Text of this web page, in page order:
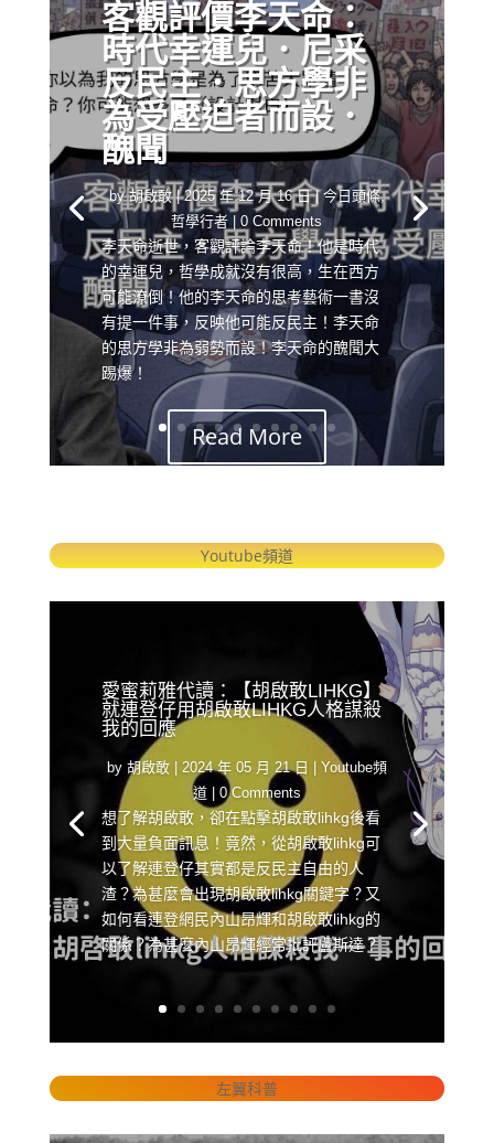
客觀評價李天命：
時代幸運兒．尼采
反民主．思方學非
為受壓迫者而設．
醜聞
by胡啟敢|2025 年 12 月 16 日| 今日頭條,
哲學行者 | 0 Comments
李天命逝世，客觀評論李天命！他是時代
的幸運兒，哲學成就沒有很高，生在西方
可能潦倒！他的李天命的思考藝術一書沒
有提一件事，反映他可能反民主！李天命
的思方學非為弱勢而設！李天命的醜聞大
踢爆！
Read More
Youtube頻道
愛蜜莉雅代讀：【胡啟敢LIHKG】
就連登仔用胡啟敢LIHKG人格謀殺
我的回應
by 胡啟敢| 2024 年 05 月 21 日
Youtube頻
道 | 0 Comments
想了解胡啟敢，卻在點擊胡啟敢lihkg後看
到大量負面訊息！竟然，從胡啟敢lihkg可
以了解連登仔其實都是反民主自由的人
渣？為甚麼會出現胡啟敢lihkg關鍵字？又
如何看連登網民內山昂輝和胡啟敢lihkg的
關係？為甚麼內山昂輝經常批評盧斯達？
左翼科普